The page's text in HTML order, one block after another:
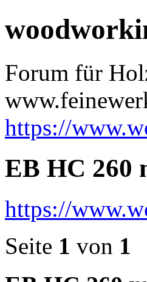
Forum für
https://
EB HC 260
https://
Seite 1 von 1